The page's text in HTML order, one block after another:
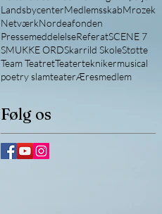
LandsbycenterMedlemsskabMrozek
NetværkNordeafonden
PressemeddelelseReferatSCENE 7
SMUKKE ORDSkarrild SkoleStøtte
Team TeatretTeaterteknikermusical
poetry slamteaterÆresmedlem
Følg os